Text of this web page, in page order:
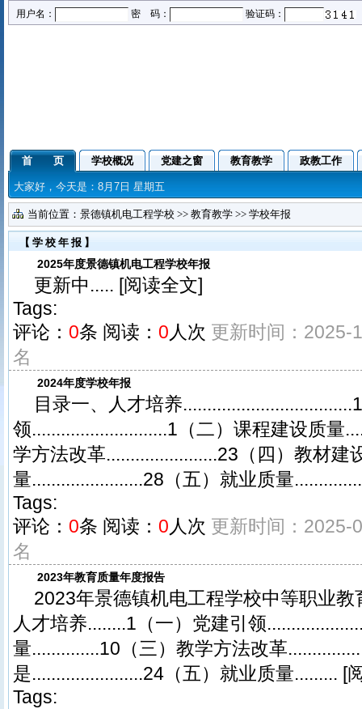
用户名： 密 码： 验证码：
首 页 学校概况 党建之窗 教育教学 政教工作
大家好，今天是：8月7日 星期五
当前位置： 景德镇机电工程学校 >> 教育教学 >> 学校年报
【学校年报】
2025年度景德镇机电工程学校年报
更新中..... [阅读全文]
Tags:
评论： 0条 阅读： 0 人次 更新时间：2025-
名
2024年度学校年报
目录一、人才培养
领............................1（二）课程建设质量
学方法改革.......................23（四）教材建
量.......................28（五）就业质量
Tags:
评论： 0条 阅读： 0 人次 更新时间：2025-
名
2023年教育质量年度报告
2023年景德镇机电工程学校中等职业
人才培养........1（一）党建引领
量..............10（三）教学方法改革
是.......................24（五）就业质量......... [
Tags: